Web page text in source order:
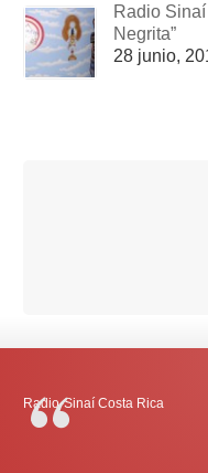
Radio
Negrita”
28 junio,
Radio-Sinaí Costa Rica